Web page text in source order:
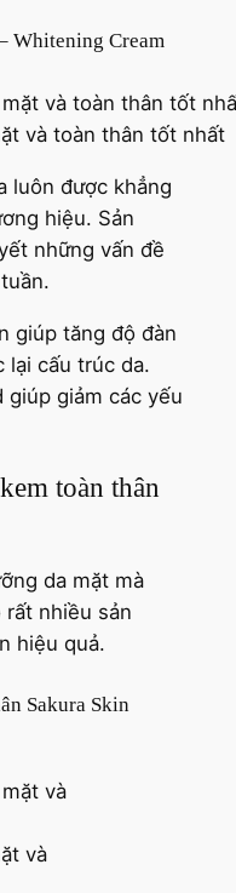
Whitening Cream
và toàn thân tốt nhất
luôn được khẳng
hiệu. Sản
những vấn đề
giúp tăng độ đàn
lại cấu trúc da.
giảm các yếu
toàn thân
da mặt mà
nhiều sản
hiệu quả.
Sakura Skin
và